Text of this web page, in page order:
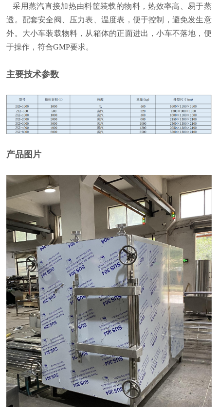
采用蒸汽直接加热由料筐装载的物料，热效率高、易于蒸
透。配套安全阀、压力表、温度表，便于控制，避免发生意
外。大小车装载物料，从箱体的正面进出，小车不落地，便
于操作，符合GMP要求。
主要技术参数
产品图片